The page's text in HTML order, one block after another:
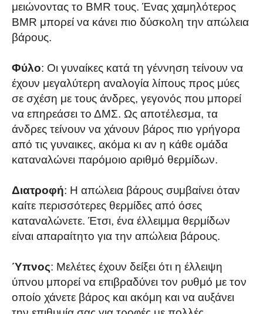
μειώνοντας το BMR τους. Ένας χαμηλότερος
BMR μπορεί να κάνει πιο δύσκολη την απώλεια
βάρους.
Φύλο: Οι γυναίκες κατά τη γέννηση τείνουν να
έχουν μεγαλύτερη αναλογία λίπους προς μύες
σε σχέση με τους άνδρες, γεγονός που μπορεί
να επηρεάσει το ΔΜΣ. Ως αποτέλεσμα, τα
άνδρες τείνουν να χάνουν βάρος πιο γρήγορα
από τις γυναικες, ακόμα κι αν η κάθε ομάδα
καταναλώνει παρόμοιο αριθμό θερμίδων.
Διατροφή: Η απώλεια βάρους συμβαίνει όταν
καίτε περισσότερες θερμίδες από όσες
καταναλώνετε. Έτσι, ένα έλλειμμα θερμίδων
είναι απαραίτητο για την απώλεια βάρους.
Ύπνος: Μελέτες έχουν δείξει ότι η έλλειψη
ύπνου μπορεί να επιβραδύνει τον ρυθμό με τον
οποίο χάνετε βάρος και ακόμη και να αυξάνει